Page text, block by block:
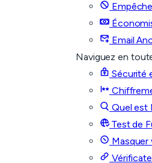
Email
Naviguez en
Sécurité
Quel est
Test de
Masquer